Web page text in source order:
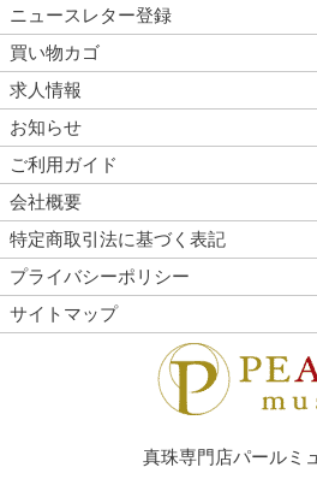
ニュースレター登録
買い物カゴ
求人情報
お知らせ
ご利用ガイド
会社概要
特定商取引法に基づく表記
プライバシーポリシー
サイトマップ
真珠専門店パールミ